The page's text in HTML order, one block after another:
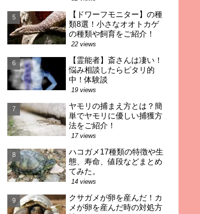
【ドワーフモニター】の種
類8選！小さなオオトカゲ
の種類や飼育をご紹介！
22 views
【霊能者】斎さんは凄い！
悩み相談したらピタリ的
中！体験談
19 views
ヤモリの捕まえ方とは？簡
単でヤモリに優しい捕獲方
法をご紹介！
17 views
ハコガメ17種類の特徴や生
態、寿命、値段などまとめ
てみた。
14 views
クサガメが卵を産んだ！カ
メが卵を産んだ時の対処方